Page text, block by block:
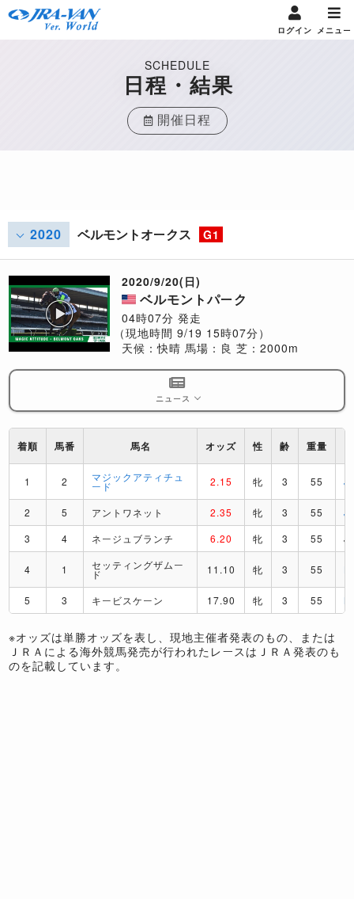
ログイン メニュー
SCHEDULE
日程・結果
開催日程
2020 ベルモントオークス G1
2020/9/20(日)
ベルモントパーク
04時07分 発走
（現地時間 9/19 15時07分）
天候：快晴 馬場：良 芝：2000m
ニュース
着順 馬番 馬名 オッズ 性 齢 重量
1 2 マジックアティチュ
ード 2.15 牝 3 55 J
2 5 アントワネット 2.35 牝 3 55
J
3
4 ネージュブランチ 6.20 牝 3 55 J
4 1 セッティングザムー
ド 11.10 牝 3 55
5 3 キービスケーン 17.90 牝 3 55
※オッズは単勝オッズを表し、現地主催者発表のもの、または
ＪＲＡによる海外競馬発売が行われたレースはＪＲＡ発表のも
のを記載しています。